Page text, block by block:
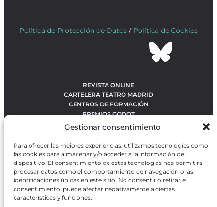
Gestionar consentimiento
Para ofrecer las mejores experiencias, utilizamos tecnologías como
las cookies para almacenar y/o acceder a la información del
dispositivo. El consentimiento de estas tecnologías nos permitirá
procesar datos como el comportamiento de navegación o las
identificaciones únicas en este sitio. No consentir o retirar el
consentimiento, puede afectar negativamente a ciertas
características y funciones.
Política de Protección de Datos / Política de Cookies
REVISTA ONLINE
CARTELERA TEATRO MADRID
CENTROS DE FORMACIÓN
PREMIOS GODOT
CONTACTO
OBRAS MÁS VOTADAS
RANKING MEJORES OBRAS
BÚSQUEDA AVANZADA DE OBRAS